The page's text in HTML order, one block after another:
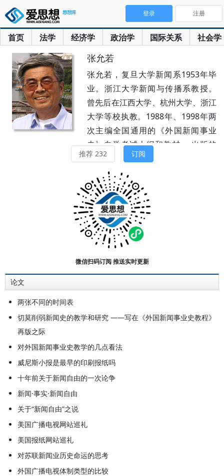
首页 法学 经济学 政治学 国际关系 社会学
登录 注册
张允若
张允若，复旦大学新闻系1953年毕
业。浙江大学新闻与传播系教授。
曾先后在江西大学、杭州大学、浙江
大学等校执教。1988年、1998年两
次主编全国通用的《外国新闻事业
史》自学考试大纲和教材。 出版的
主要著作有：《西方新闻事业概
述》、《外国新闻事业史新编》、
《外国新闻事业史教程》、《张允若
新闻传播文集》等。在国家级或省级
刊物发表论文150多篇。退休以后作
为自由撰稿人在多家网站上辟有个人
博客或专栏。
推荐 232 订阅
微信扫码订阅 推送实时更新
论文
两张不同的时间表
切莫削弱新闻史的教学和研究 ——写在《外国新闻事业史教程》
再版之际
对外国新闻事业史教学的几点看法
威尼斯小报是最早的印刷报纸吗
十年前关于新闻自由的一次论争
新闻·事实·新闻自由
关于“新闻自由”之说
美国广播电视网站巡礼
美国报纸网站巡礼
对苏联新闻业历史命运的思考
外国广播电视体制类型的比较